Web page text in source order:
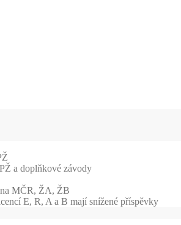
adoplňkové závody
na MČR, ŽA, ŽB
E, R, A a B mají snížené příspěvky